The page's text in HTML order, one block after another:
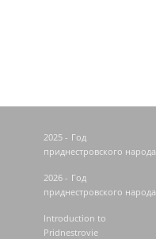
2025 - Год
приднестровского народа
2026 - Год
приднестровского народа
Introduction to
Pridnestrovie